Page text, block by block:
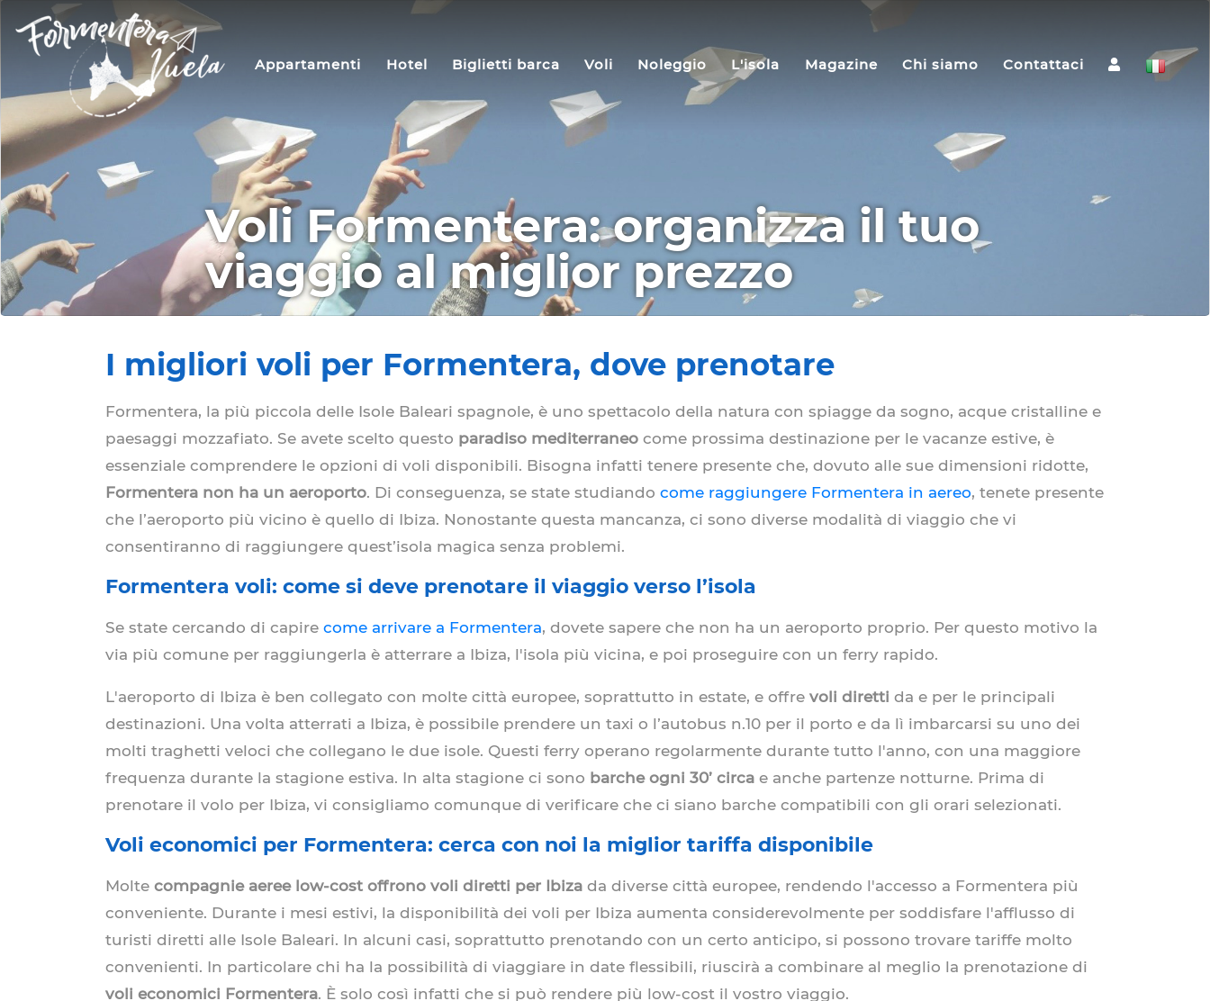
Appartamenti Hotel Biglietti barca Voli Noleggio L'isola Magazine Chi siamo Contattaci
Voli Formentera: organizza il tuo
viaggio al miglior prezzo
I migliori voli per Formentera, dove prenotare
Formentera, la più piccola delle Isole Baleari spagnole, è uno spettacolo della natura con spiagge da sogno, acque cristalline e
paesaggi mozzafiato. Se avete scelto questo paradiso mediterraneo come prossima destinazione per le vacanze estive, è
essenziale comprendere le opzioni di voli disponibili. Bisogna infatti tenere presente che, dovuto alle sue dimensioni ridotte,
Formentera non ha un aeroporto. Di conseguenza, se state studiando come raggiungere Formentera in aereo, tenete presente
che l’aeroporto più vicino è quello di Ibiza. Nonostante questa mancanza, ci sono diverse modalità di viaggio che vi
consentiranno di raggiungere quest’isola magica senza problemi.
Formentera voli: come si deve prenotare il viaggio verso l’isola
Se state cercando di capire come arrivare a Formentera, dovete sapere che non ha un aeroporto proprio. Per questo motivo la
via più comune per raggiungerla è atterrare a Ibiza, l'isola più vicina, e poi proseguire con un ferry rapido.
L'aeroporto di Ibiza è ben collegato con molte città europee, soprattutto in estate, e offre voli diretti da e per le principali
destinazioni. Una volta atterrati a Ibiza, è possibile prendere un taxi o l’autobus n.10 per il porto e da lì imbarcarsi su uno dei
molti traghetti veloci che collegano le due isole. Questi ferry operano regolarmente durante tutto l'anno, con una maggiore
frequenza durante la stagione estiva. In alta stagione ci sono barche ogni 30’ circa e anche partenze notturne. Prima di
prenotare il volo per Ibiza, vi consigliamo comunque di verificare che ci siano barche compatibili con gli orari selezionati.
Voli economici per Formentera: cerca con noi la miglior tariffa disponibile
Molte compagnie aeree low-cost offrono voli diretti per Ibiza da diverse città europee, rendendo l'accesso a Formentera più
conveniente. Durante i mesi estivi, la disponibilità dei voli per Ibiza aumenta considerevolmente per soddisfare l'afflusso di
turisti diretti alle Isole Baleari. In alcuni casi, soprattutto prenotando con un certo anticipo, si possono trovare tariffe molto
convenienti. In particolare chi ha la possibilità di viaggiare in date flessibili, riuscirà a combinare al meglio la prenotazione di
voli economici Formentera. È solo così infatti che si può rendere più low-cost il vostro viaggio.